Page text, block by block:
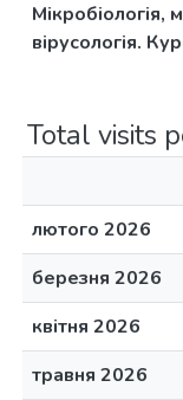
Мікробіологія,
вірусологія.
Total visits
лютого 2026
березня 2026
квітня 2026
травня 2026